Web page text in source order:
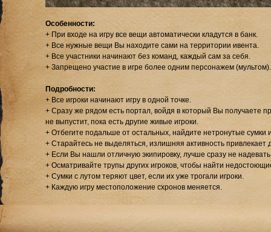
Особенности:
+ При входе на игру все вещи автоматически кладутся в банк.
+ Все нужные вещи Вы находите сами на территории ивента.
+ Все участники начинают без команд, каждый сам за себя.
+ Запрещено участие в игре более одним персонажем (мультом).
Подробности:
+ Все игроки начинают игру в одной точке.
+ Сразу же рядом есть портал, войдя в который Вы получаете
не выпустит, пока есть другие живые игроки.
+ Отбегите подальше от остальных, найдите нетронутые сумки
+ Старайтесь не выделяться, излишняя активность привлекает
+ Если Вы нашли отличную экипировку, лучше сразу не
+ Осматривайте трупы других игроков, чтобы найти
+ Сумки с лутом теряют цвет, если их уже трогали игроки.
+ Каждую игру местоположение схронов меняется.